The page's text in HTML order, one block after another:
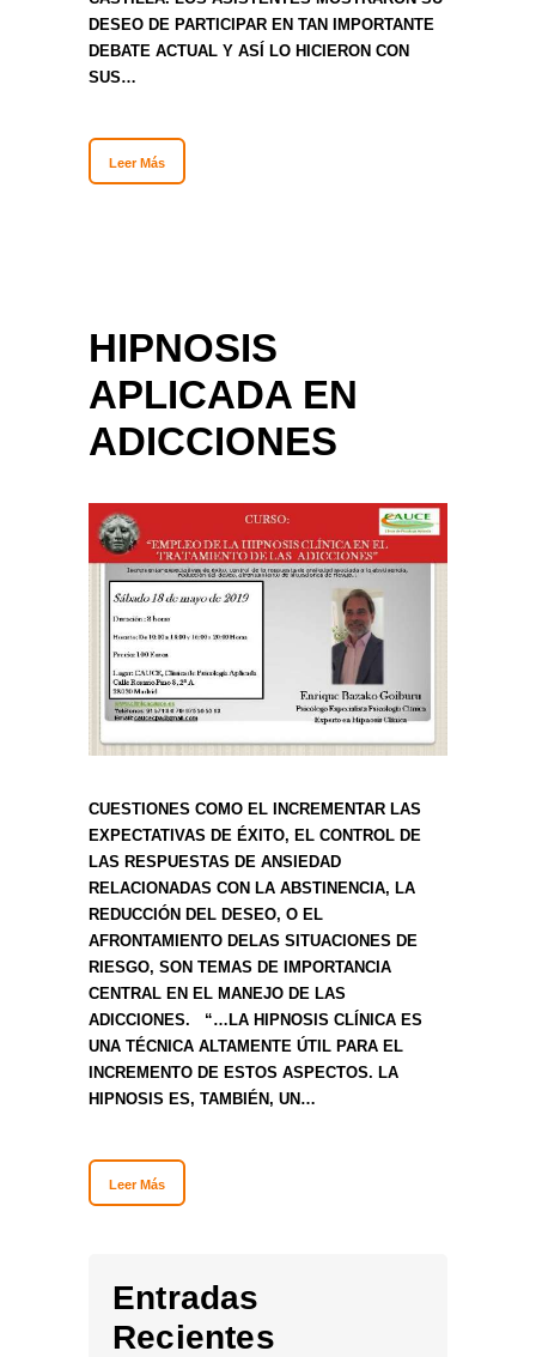
DESEO DE PARTICIPAR EN TAN IMPORTANTE
DEBATE ACTUAL Y ASÍ LO HICIERON CON
SUS…
Leer Más
HIPNOSIS
APLICADA EN
ADICCIONES
CUESTIONES COMO EL INCREMENTAR LAS
EXPECTATIVAS DE ÉXITO, EL CONTROL DE
LAS RESPUESTAS DE ANSIEDAD
RELACIONADAS CON LA ABSTINENCIA, LA
REDUCCIÓN DEL DESEO, O EL
AFRONTAMIENTO DELAS SITUACIONES DE
RIESGO, SON TEMAS DE IMPORTANCIA
CENTRAL EN EL MANEJO DE LAS
ADICCIONES. “…LA HIPNOSIS CLÍNICA ES
UNA TÉCNICA ALTAMENTE ÚTIL PARA EL
INCREMENTO DE ESTOS ASPECTOS. LA
HIPNOSIS ES, TAMBIÉN, UN…
Leer Más
Entradas
Recientes